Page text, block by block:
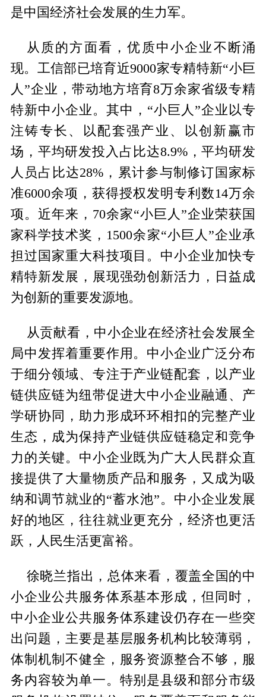
是中国经济社会发展的生力军。
从质的方面看，优质中小企业不断涌
现。工信部已培育近9000家专精特新“小巨
人”企业，带动地方培育8万余家省级专精
特新中小企业。其中，“小巨人”企业以专
注铸专长、以配套强产业、以创新赢市
场，平均研发投入占比达8.9%，平均研发
人员占比达28%，累计参与制修订国家标
准6000余项，获得授权发明专利数14万余
项。近年来，70余家“小巨人”企业荣获国
家科学技术奖，1500余家“小巨人”企业承
担过国家重大科技项目。中小企业加快专
精特新发展，展现强劲创新活力，日益成
为创新的重要发源地。
从贡献看，中小企业在经济社会发展全
局中发挥着重要作用。中小企业广泛分布
于细分领域、专注于产业链配套，以产业
链供应链为纽带促进大中小企业融通、产
学研协同，助力形成环环相扣的完整产业
生态，成为保持产业链供应链稳定和竞争
力的关键。中小企业既为广大人民群众直
接提供了大量物质产品和服务，又成为吸
纳和调节就业的“蓄水池”。中小企业发展
好的地区，往往就业更充分，经济也更活
跃，人民生活更富裕。
徐晓兰指出，总体来看，覆盖全国的中
小企业公共服务体系基本形成，但同时，
中小企业公共服务体系建设仍存在一些突
出问题，主要是基层服务机构比较薄弱，
体制机制不健全，服务资源整合不够，服
务内容较为单一。特别是县级和部分市级